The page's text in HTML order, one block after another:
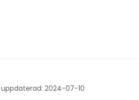
2024-07-10